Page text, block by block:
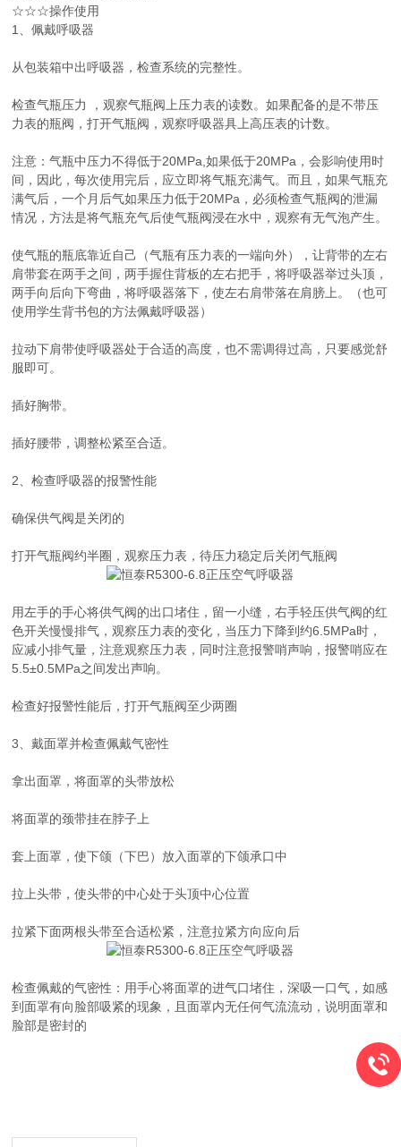
☆☆☆操作使用
1、佩戴呼吸器
从包装箱中出呼吸器，检查系统的完整性。
检查气瓶压力 ，观察气瓶阀上压力表的读数。如果配备的是不带压
力表的瓶阀，打开气瓶阀，观察呼吸器具上高压表的计数。
注意：气瓶中压力不得低于20MPa,如果低于20MPa，会影响使用时
间，因此，每次使用完后，应立即将气瓶充满气。而且，如果气瓶充
满气后，一个月后气如果压力低于20MPa，必须检查气瓶阀的泄漏
情况，方法是将气瓶充气后使气瓶阀浸在水中，观察有无气泡产生。
使气瓶的瓶底靠近自己（气瓶有压力表的一端向外），让背带的左右
肩带套在两手之间，两手握住背板的左右把手，将呼吸器举过头顶，
两手向后向下弯曲，将呼吸器落下，使左右肩带落在肩膀上。（也可
使用学生背书包的方法佩戴呼吸器）
拉动下肩带使呼吸器处于合适的高度，也不需调得过高，只要感觉舒
服即可。
插好胸带。
插好腰带，调整松紧至合适。
2、检查呼吸器的报警性能
确保供气阀是关闭的
打开气瓶阀约半圈，观察压力表，待压力稳定后关闭气瓶阀
用左手的手心将供气阀的出口堵住，留一小缝，右手轻压供气阀的红
色开关慢慢排气，观察压力表的变化，当压力下降到约6.5MPa时，
应减小排气量，注意观察压力表，同时注意报警哨声响，报警哨应在
5.5±0.5MPa之间发出声响。
检查好报警性能后，打开气瓶阀至少两圈
3、戴面罩并检查佩戴气密性
拿出面罩，将面罩的头带放松
将面罩的颈带挂在脖子上
套上面罩，使下颌（下巴）放入面罩的下颌承口中
拉上头带，使头带的中心处于头顶中心位置
拉紧下面两根头带至合适松紧，注意拉紧方向应向后
检查佩戴的气密性：用手心将面罩的进气口堵住，深吸一口气，如感
到面罩有向脸部吸紧的现象，且面罩内无任何气流流动，说明面罩和
脸部是密封的